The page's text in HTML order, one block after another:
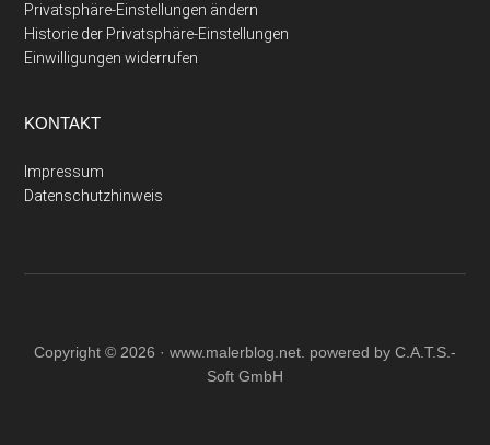
Privatsphäre-Einstellungen ändern
Historie der Privatsphäre-Einstellungen
Einwilligungen widerrufen
KONTAKT
Impressum
Datenschutzhinweis
Copyright © 2026 · www.malerblog.net . powered by C.A.T.S.-
Soft GmbH